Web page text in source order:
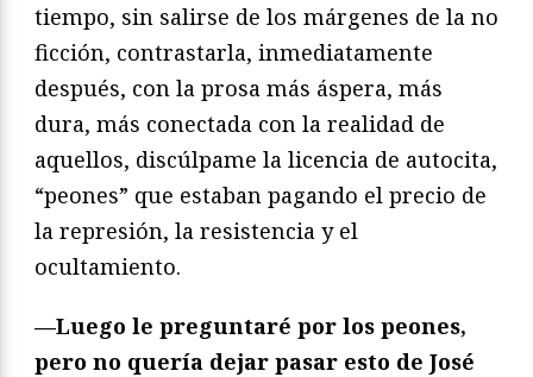
tiempo, sin salirse de los márgenes de la no
ficción, contrastarla, inmediatamente
después, con la prosa más áspera, más
dura, más conectada con la realidad de
aquellos, discúlpame la licencia de autocita,
“peones” que estaban pagando el precio de
la represión, la resistencia y el
ocultamiento.
—Luego le preguntaré por los peones,
pero no quería dejar pasar esto de José